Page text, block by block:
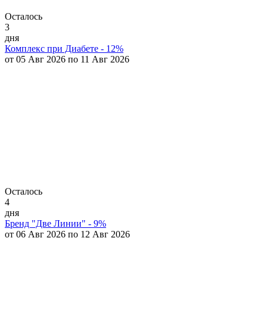
Осталось
3
дня
Комплекс при Диабете - 12%
от 05 Авг 2026 по 11 Авг 2026
Осталось
4
дня
Бренд "Две Линии" - 9%
от 06 Авг 2026 по 12 Авг 2026